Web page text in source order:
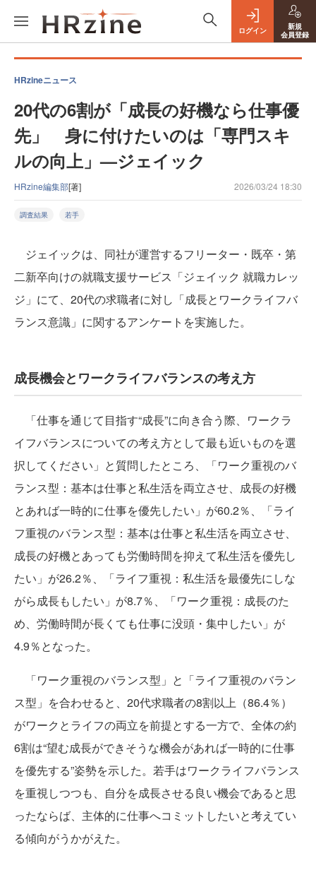
ログイン
新規
会員登録
HRzineニュース
20代の6割が「成長の好機なら仕事優
先」 身に付けたいのは「専門スキ
ルの向上」—ジェイック
HRzine編集部[著] 2026/03/24 18:30
調査結果 若手
ジェイックは、同社が運営するフリーター・既卒・第
二新卒向けの就職支援サービス「ジェイック 就職カレッ
ジ」にて、20代の求職者に対し「成長とワークライフバ
ランス意識」に関するアンケートを実施した。
成長機会とワークライフバランスの考え方
「仕事を通じて目指す“成長”に向き合う際、ワークラ
イフバランスについての考え方として最も近いものを選
択してください」と質問したところ、「ワーク重視のバ
ランス型：基本は仕事と私生活を両立させ、成長の好機
とあれば一時的に仕事を優先したい」が60.2％、「ライ
フ重視のバランス型：基本は仕事と私生活を両立させ、
成長の好機とあっても労働時間を抑えて私生活を優先し
たい」が26.2％、「ライフ重視：私生活を最優先にしな
がら成長もしたい」が8.7％、「ワーク重視：成長のた
め、労働時間が長くても仕事に没頭・集中したい」が
4.9％となった。
「ワーク重視のバランス型」と「ライフ重視のバラン
ス型」を合わせると、20代求職者の8割以上（86.4％）
がワークとライフの両立を前提とする一方で、全体の約
6割は“望む成長ができそうな機会があれば一時的に仕事
を優先する”姿勢を示した。若手はワークライフバランス
を重視しつつも、自分を成長させる良い機会であると思
ったならば、主体的に仕事へコミットしたいと考えてい
る傾向がうかがえた。